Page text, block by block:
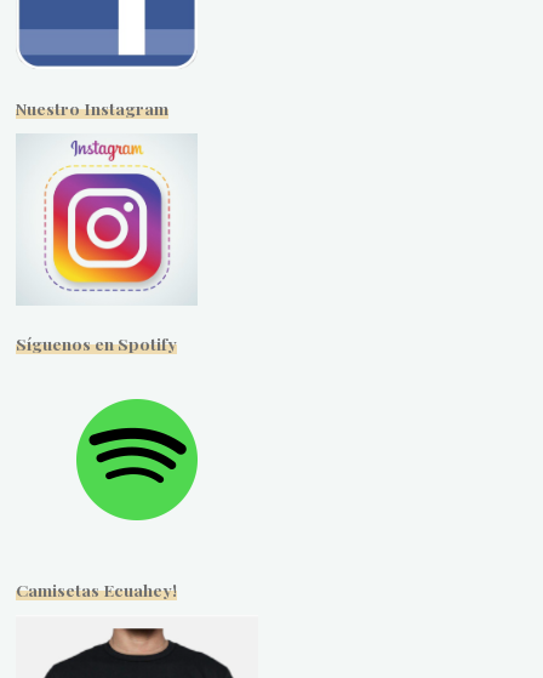
Nuestro Instagram
Síguenos en Spotify
Camisetas Ecuahey!